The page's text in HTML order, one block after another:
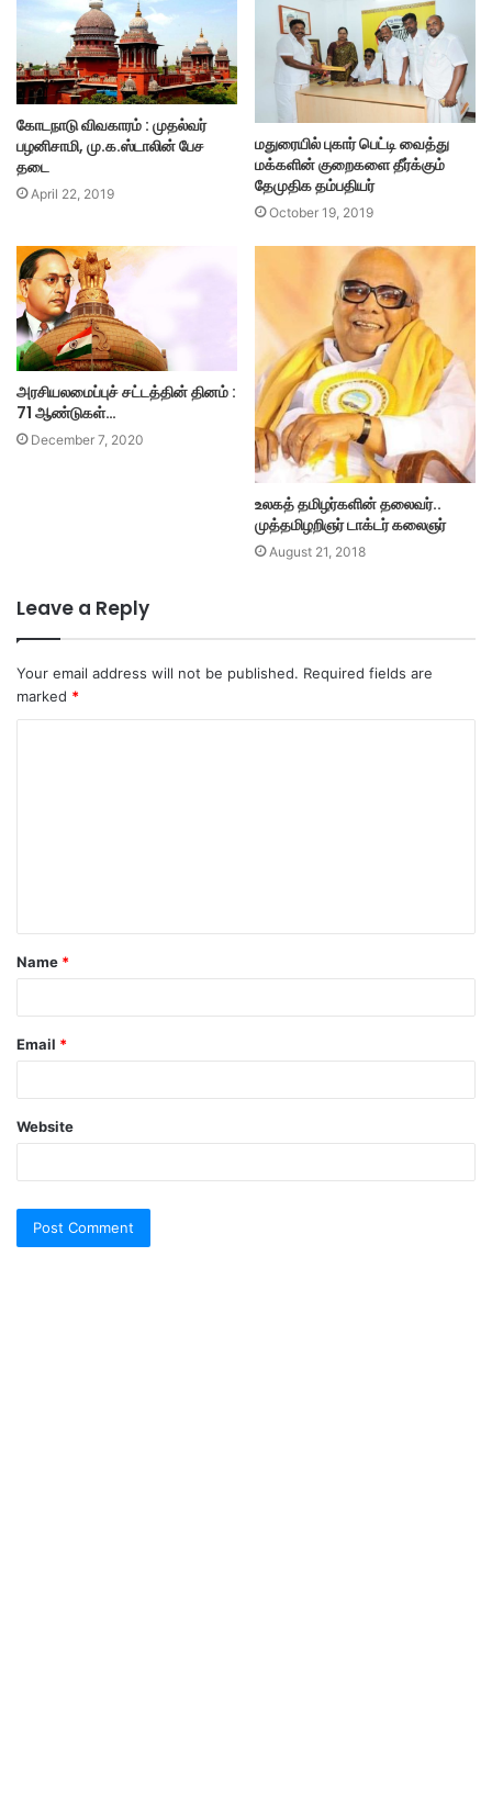
கோடநாடு விவகாரம் : முதல்வர்
பழனிசாமி, மு.க.ஸ்டாலின் பேச
தடை
April 22, 2019
மதுரையில் புகார் பெட்டி வைத்து
மக்களின் குறைகளை தீர்க்கும்
தேமுதிக தம்பதியர்
October 19, 2019
அரசியலமைப்புச் சட்டத்தின் தினம் :
71 ஆண்டுகள்…
December 7, 2020
உலகத் தமிழர்களின் தலைவர்..
முத்தமிழறிஞர் டாக்டர் கலைஞர்
August 21, 2018
Leave a Reply
Your email address will not be published. Required fields are
marked *
t
*
Name *
Email *
Website